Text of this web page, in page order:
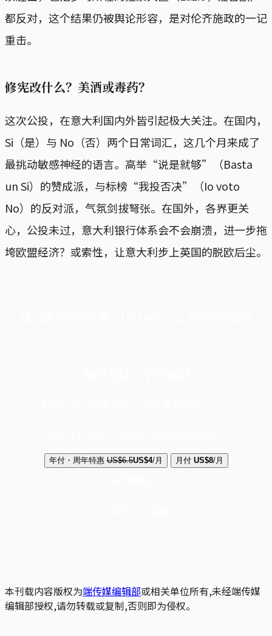
都反对，这个结果仍被舆论形容，是对伦齐施政的一记
重击。
修宪改什么？美酒或毒药？
这次公投，在意大利国内外皆引起极大关注。在国内，
Si（是）与 No（否）两个日常词汇，这几个月来成了
最挑动敏感神经的语言。高举“说是就够”（Basta
un Si）的赞成派，与标榜“我投否决”（Io voto
No）的反对派，气氛剑拔弩张。在国外，各界更关
心，公投未过，意大利银行体系会不会崩溃，进一步拖
垮欧盟经济？或索性，让意大利步上英国的脱欧后尘。
年付・周年特惠 US$6.5US$4/月 月付 US$8/月
本刊载内容版权为端传媒编辑部或相关单位所有,未经端传媒
编辑部授权,请勿转载或复制,否则即为侵权。